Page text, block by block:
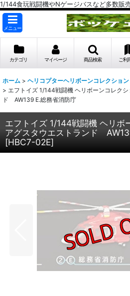
1/144食玩戦闘機やNゲージバスなど多数販
メニュー
カテゴリ マイページ 商品検索 ご利
ホーム > ヘリコプターヘリボーンコレクション
> エフトイズ 1/144戦闘機 ヘリボーンコレク
ド AW139 E.総務省消防庁
エフトイズ 1/144戦闘機 ヘリボ
アグスタウエストランド
[HBC7-02E]